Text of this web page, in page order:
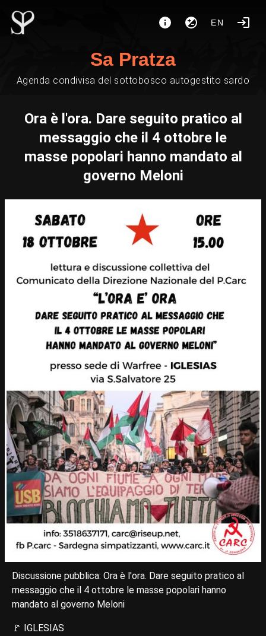
EN
Sa Pratza
Agenda condivisa del sottobosco autogestito sardo
Ora è l'ora. Dare seguito pratico al
messaggio che il 4 ottobre le
masse popolari hanno mandato al
governo Meloni
Discussione pubblica: Ora è l'ora. Dare seguito pratico al
messaggio che il 4 ottobre le masse popolari hanno
mandato al governo Meloni
🚩 IGLESIAS